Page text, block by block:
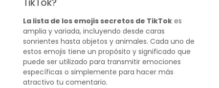
TikTok?
La lista de los emojis secretos de TikTokes
amplia y variada, incluyendo desde caras
sonrientes hasta objetos y animales. Cada uno de
estos emojis tiene un propósito y significado que
puede ser utilizado para transmitir emociones
específicas o simplemente para hacer más
atractivo tu comentario.